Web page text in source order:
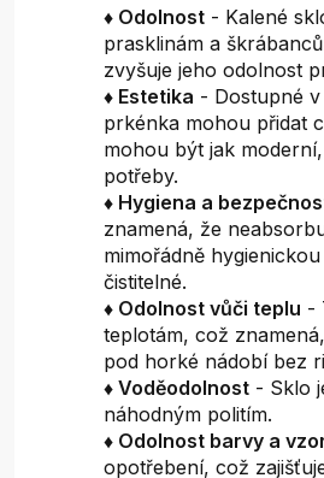
♦ Odolnost - Kalené
prasklinám a
zvyšuje jeho odolnost
♦ Estetika - Dostupné
prkénka mohou přidat
mohou být jak
potřeby.
♦ Hygiena a
znamená, že
mimořádně
čistitelné.
♦ Odolnost vůči teplu -
teplotám, což
pod horké nádobí bez
♦ Voděodolnost - Sklo
náhodným politím.
♦ Odolnost barvy a
opotřebení, což